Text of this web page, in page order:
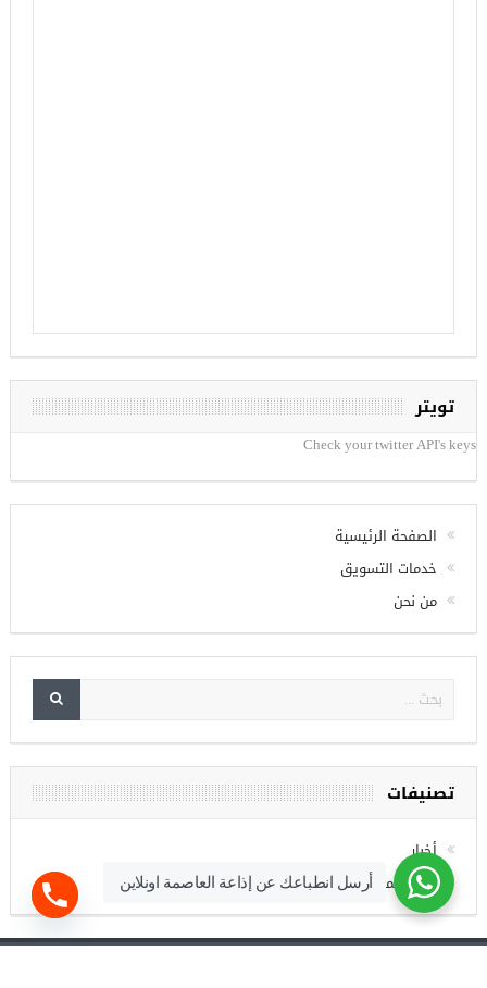
تويتر
Check your twitter API's keys
الصفحة الرئيسية
خدمات التسويق
من نحن
تصنيفات
أخبار
فرص عمل
أرسل انطباعك عن إذاعة العاصمة اونلاين